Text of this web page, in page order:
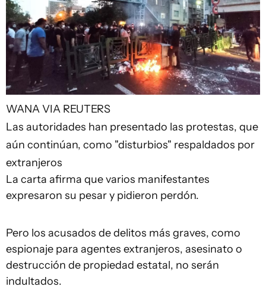
WANA VIA REUTERS
Las autoridades han presentado las protestas, que
aún continúan, como "disturbios" respaldados por
extranjeros
La carta afirma que varios manifestantes
expresaron su pesar y pidieron perdón.
Pero los acusados ​​de delitos más graves, como
espionaje para agentes extranjeros, asesinato o
destrucción de propiedad estatal, no serán
indultados.